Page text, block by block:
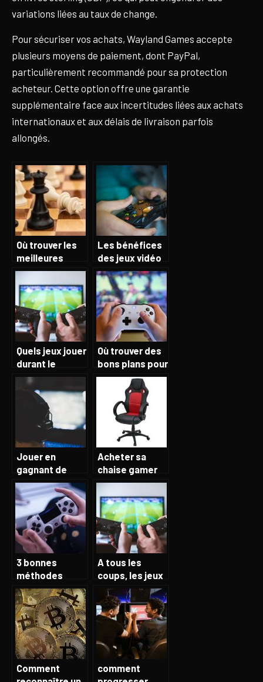
variations liées au taux de change.
Pour sécuriser vos achats, Wayland Games accepte
plusieurs moyens de paiement, dont PayPal,
particulièrement recommandé pour sa protection
acheteur. Cette option offre une garantie
supplémentaire face aux incertitudes liées aux achats
internationaux et aux délais de livraison parfois
allongés.
Où trouver les
meilleures
pièces de jeu
d’échec?
Les bénéfices
des jeux vidéo
chez l’enfant
Quels jeux jouer
durant le
confinement ?
Où trouver des
bons plans pour
les jeux vidéos
Jouer en
gagnant de
l’argent, c’est
possible ?
Acheter sa
chaise gamer
de la bonne
manière
3 bonnes
méthodes
d’optimiser la
performance
d’un gamer
A tous les
coups, les jeux
vidéos sont
inévitables
Comment
comment